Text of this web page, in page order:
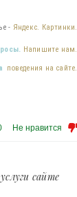
- Яндекс. Картинки.
Напишите нам.
поведения на сайте.
Не нравится
сайте